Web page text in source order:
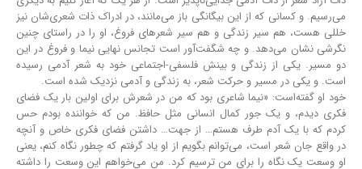
می‌رسیم. و کسانی که از این بیگانگی باز می‌مانند، در ادراک ذات شعری‌شان نیز
خللی هست، هم سیر زندگی و هم سیر شعرهای فروغ، او را در راستای چنین
نگرشی نشان می‌دهد. و چه شگفت‌آور است تجانس نهایی نیما و فروغ در این
دو مسیر. یکی از زندگی و بینش فلسفی-اجتماعی خود به شعر آدمی رسیده‌
است. و یکی در مسیر و حرکت شعر، به زندگی و آدمی نزدیک شده ‌است.
خود او گفته‌است: «نیما شاعری بود که من در شعرش برای اولین بار یک فضای
فکری دیدم، و یک جور کمال انسانی مثل حافظ. من که خواننده بودم حس
کردم که با یک آدم طرف هستم… از جهت… داشتن فضای فکری خاص و آنچه
در واقع جان شعر است، می‌توانم بگویم از او یاد گرفتم که چطور نگاه کنم، یعنی
او وسعت یک نگاه را برای من ترسیم کرد. من می‌خواهم این وسعت را داشته